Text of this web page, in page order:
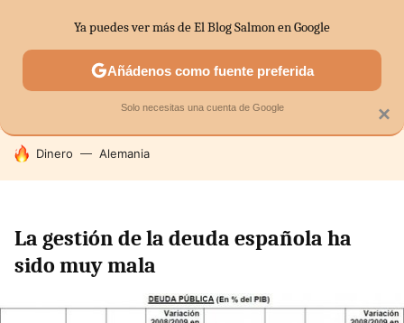
SECTORES ECONOMÍA DOMÉSTICA MERCADOS
HOY SE HABLA DE
Dinero Alemania
La gestión de la deuda española ha
sido muy mala
×
Ya puedes ver más de El Blog Salmon en Google
Añádenos como fuente preferida
Solo necesitas una cuenta de Google